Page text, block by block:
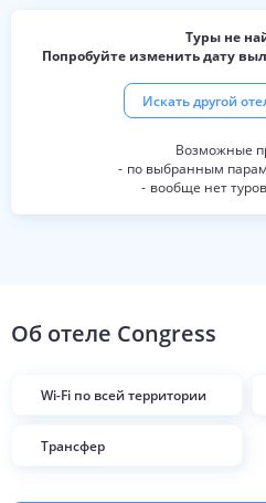
Туры не
Попробуйте изменить дату
Искать другой
по выбранным
вообще нет
Об отеле Congress
Wi-Fi по всей территории
Трансфер